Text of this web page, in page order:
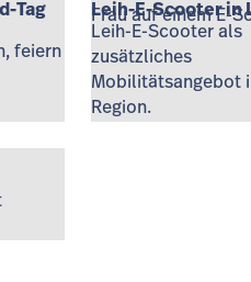
Tag
feiern
Leih-E-Scooter in
Leih-E-Scooter als
zusätzliches
Mobilitätsangebot
Region.